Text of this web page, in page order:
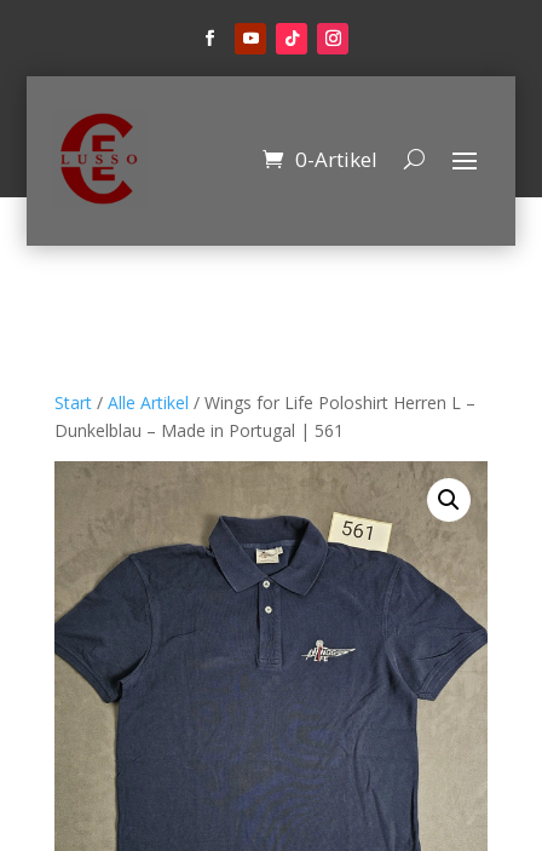
0-Artikel
Start/ Alle Artikel / Wings for Life Poloshirt Herren L –
Dunkelblau – Made in Portugal | 561